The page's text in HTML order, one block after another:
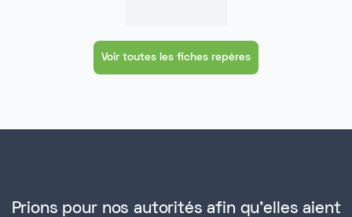
Voir toutes les fiches repères
Prions pour nos autorités afin qu'elles aient